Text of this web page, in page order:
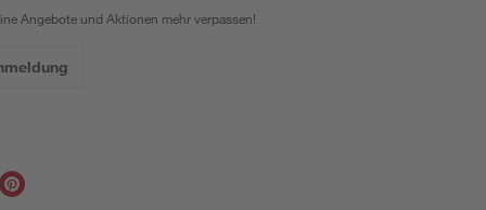
Angebote und Aktionen mehr verpassen!